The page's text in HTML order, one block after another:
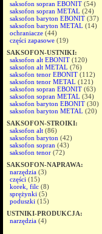
saksofon sopran EBONIT (54)
saksofon sopran METAL (24)
saksofon baryton EBONIT (37)
saksofon baryton METAL (14)
ochraniacze (44)
części zapasowe (19)
SAKSOFON-USTNIKI:
saksofon alt EBONIT (120)
saksofon alt METAL (76)
saksofon tenor EBONIT (112)
saksofon tenor METAL (121)
saksofon sopran EBONIT (63)
saksofon sopran METAL (34)
saksofon baryton EBONIT (30)
saksofon baryton METAL (20)
SAKSOFON-STROIKI:
saksofon alt (86)
saksofon baryton (42)
saksofon sopran (43)
saksofon tenor (72)
SAKSOFON-NAPRAWA:
narzędzia (3)
części (15)
korek, filc (8)
sprężynki (5)
poduszki (15)
USTNIKI-PRODUKCJA:
narzędzia (4)